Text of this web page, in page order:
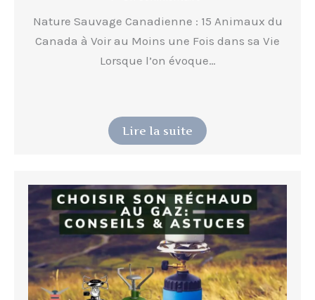
Nature Sauvage Canadienne : 15 Animaux du
Canada à Voir au Moins une Fois dans sa Vie
Lorsque l’on évoque…
Lire la suite